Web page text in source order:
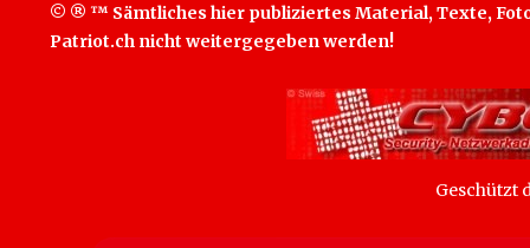
© ® ™ Sämtliches hier publiziertes Material, Texte,
Patriot.ch nicht weitergegeben werden!
Geschützt